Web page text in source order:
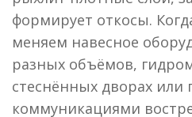
формирует откосы.
меняем навесное
разных объёмов,
стеснённых дворах или
коммуникациями